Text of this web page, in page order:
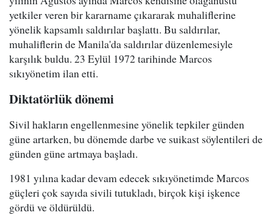
yetkiler veren bir kararname çıkararak muhaliflerine
yönelik kapsamlı saldırılar başlattı. Bu saldırılar,
muhaliflerin de Manila'da saldırılar düzenlemesiyle
karşılık buldu. 23 Eylül 1972 tarihinde Marcos
sıkıyönetim ilan etti.
Diktatörlük dönemi
Sivil hakların engellenmesine yönelik tepkiler günden
güne artarken, bu dönemde darbe ve suikast söylentileri de
günden güne artmaya başladı.
1981 yılına kadar devam edecek sıkıyönetimde Marcos
güçleri çok sayıda sivili tutukladı, birçok kişi işkence
gördü ve öldürüldü.